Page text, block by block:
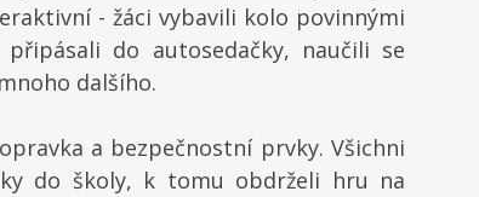
- žáci vybavili kolo povinnými
do autosedačky, naučili se
dalšího.
a bezpečnostní prvky. Všichni
do školy, k tomu obdrželi hru na